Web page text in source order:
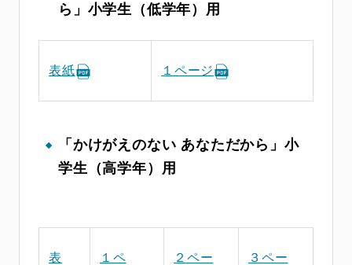
ら」小学生（低学年）用
表紙 １ページ
「かけがえのない あなただから」小
学生（高学年）用
表
１ペ
２ペー
３ペー